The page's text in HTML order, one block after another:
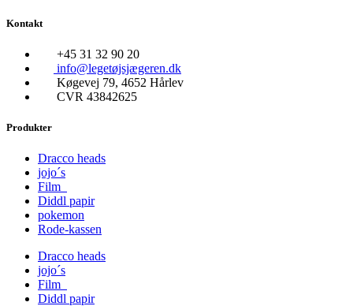
Kontakt
+45 31 32 90 20
info@legetøjsjægeren.dk
Køgevej 79, 4652 Hårlev
CVR 43842625
Produkter
Dracco heads
jojo´s
Film
Diddl papir
pokemon
Rode-kassen
Dracco heads
jojo´s
Film
Diddl papir